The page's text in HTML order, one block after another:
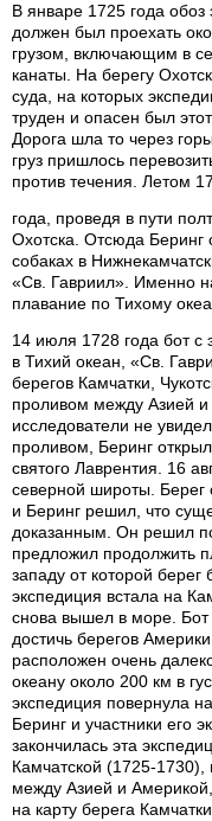
В январе 1725 года
должен был проехать
грузом, включающим в
канаты. На берегу
суда, на которых
труден и опасен был
Дорога шла то через
груз пришлось
против течения. Летом
года, проведя в пути
Охотска. Отсюда Беринг
собаках в
«Св. Гавриил». Именно
плавание по Тихому
14 июля 1728 года бот
в Тихий океан, «Св.
берегов Камчатки,
проливом между Азией
исследователи не
проливом, Беринг
святого Лаврентия. 16
северной широты. Берег
и Беринг решил, что
доказанным. Он решил
предложил продолжить
западу от которой
экспедиция встала на
снова вышел в море. Бот
достичь берегов
расположен очень
океану около 200 км в
экспедиция повернула
Беринг и участники его
закончилась эта
Камчатской (1725-
между Азией и
на карту берега Камчатки